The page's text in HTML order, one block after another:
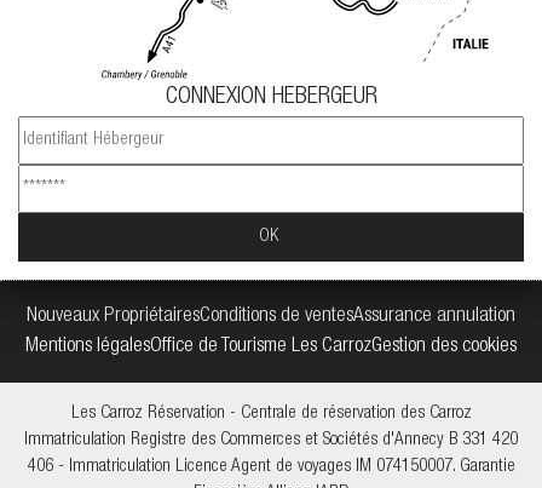
CONNEXION HEBERGEUR
Nouveaux PropriétairesConditions de ventesAssurance annulation
Mentions légalesOffice de Tourisme Les CarrozGestion des cookies
Les Carroz Réservation - Centrale de réservation des Carroz
Immatriculation Registre des Commerces et Sociétés d'Annecy B 331 420
406 - Immatriculation Licence Agent de voyages IM 074150007. Garantie